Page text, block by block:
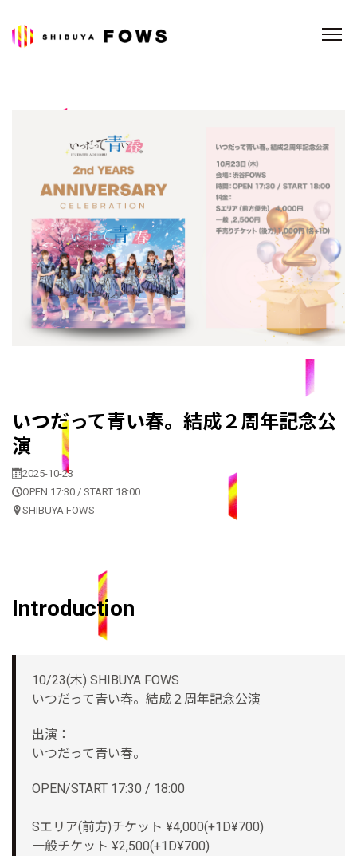
いつだって青い春。結成２周年記念公
演
2025-10-23
OPEN 17:30 / START 18:00
SHIBUYA FOWS
Introduction
10/23(木) SHIBUYA FOWS
いつだって青い春。結成２周年記念公演
出演：
いつだって青い春。
OPEN/START 17:30 / 18:00
Sエリア(前方)チケット ¥4,000(+1D¥700)
一般チケット ¥2,500(+1D¥700)